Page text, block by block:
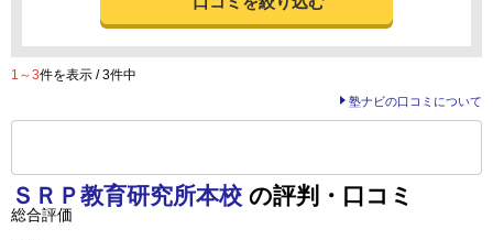
1～3件を表示 / 3件中
塾ナビの口コミについて
ＳＲＰ教育研究所本校 の評判・口コミ
総合評価